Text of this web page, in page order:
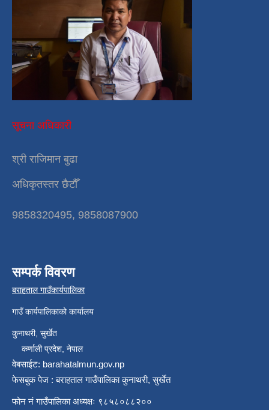
सूचना अधिकारी
श्री राजिमान बुढा
अधिकृतस्तर छैटौँ
9858320495, 9858087900
सम्पर्क विवरण
बराहताल गाउँकार्यपालिका
गाउँ कार्यपालिकाको कार्यालय
कुनाथरी, सुर्खेत
कर्णाली प्रदेश, नेपाल
वेबसाईट: barahatalmun.gov.np
फेसबुक पेज : बराहताल गाउँपालिका कुनाथरी, सुर्खेत
फोन नं गाउँपालिका अध्यक्षः ९८५८०८८२००